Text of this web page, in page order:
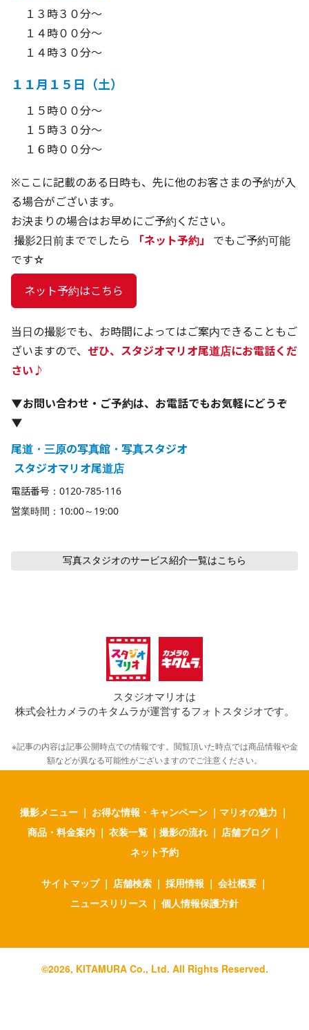
１３時３０分～
１４時００分～
１４時３０分～
１１月１５日（土）
１５時００分～
１５時３０分～
１６時００分～
※ここに記載のある日時も、先に他のお客さまの予約が入
る場合がございます。
お決まりの場合はお早めにご予約ください。
撮影2日前まででしたら
「ネット予約」
でもご予約可能
です☆
ネット予約はこちら
当日の撮影でも、お時間によってはご案内できることもご
ざいますので、 ぜひ、スタジオマリオ尾道店にお電話くだ
さい♪
▼お問い合わせ・ご予約は、お電話でもお気軽にどうぞ
▼
尾道・三原の写真館・写真スタジオ
スタジオマリオ尾道店
電話番号：0120-785-116
営業時間：10:00～19:00
写真スタジオのサービス紹介一覧はこちら
スタジオマリオは
株式会社カメラのキタムラが運営するフォトスタジオです。
※記事の内容は記事公開時点での情報です。閲覧頂いた時点では商品情報や金
額などが異なる可能性がございますのでご注意ください。
撮影メニュー ｜ お得な情報・キャンペーン ｜ マリオの魅力 ｜
商品・料金案内 ｜ 衣装一覧 ｜ 撮影の流れ ｜ 店舗ブログ ｜
ネット予約
サイトマップ ｜ 店舗検索 ｜ 採用情報 ｜ 会社概要 ｜
ニュースリリース ｜ 個人情報保護方針
©2026, KITAMURA Co., Ltd. All Rights Reserved.